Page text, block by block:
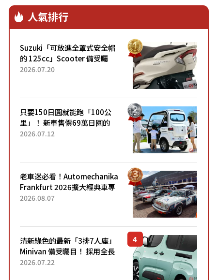
人氣排行
Suzuki「可放進全罩式安全帽
的 125cc」Scooter 備受矚
目！採用全新流線設計與各項
2026.07.20
只要150日圓就能跑「100公
里」！ 新車售價69萬日圓的
「3人座」Trike大受歡迎！ 順
2026.07.12
老車迷必看！Automechanika
Frankfurt 2026擴大經典車專
區 1954年珍稀古董車現場修復
2026.08.07
清新綠色的最新「3排7人座」
Minivan 備受矚目！ 採用全長
4.7公尺剛剛好的車身尺寸與
2026.07.22